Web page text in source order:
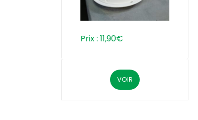
Prix : 11,90€
VOIR